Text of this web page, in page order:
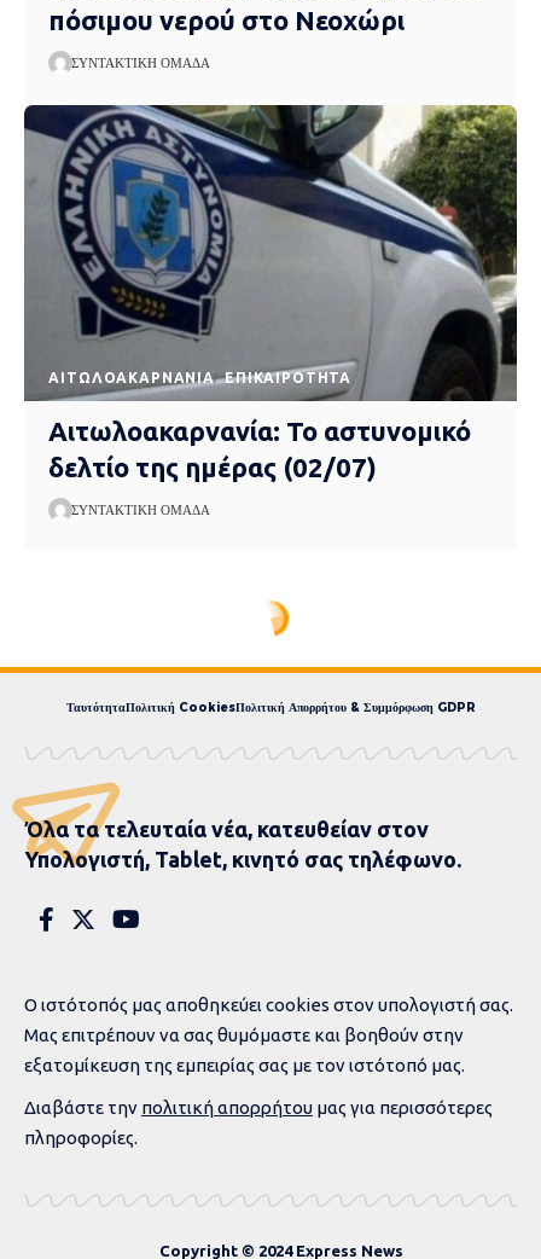
πόσιμου νερού στο Νεοχώρι
ΣΥΝΤΑΚΤΙΚΉ ΟΜΆΔΑ
AΙΤΩΛΟΑΚΑΡΝΑΝΊΑ EΠΙΚΑΙΡΌΤΗΤΑ
Αιτωλοακαρνανία: Το αστυνομικό
δελτίο της ημέρας (02/07)
ΣΥΝΤΑΚΤΙΚΉ ΟΜΆΔΑ
Ο Νετανιάχου αναγνωρίζει
για πρώτη φορά τη
γενοκτονία των Αρμενίων
και των Ελλήνων του
Πόντου από την Τουρκία
ΣΥΝΤΑΚΤΙΚΉ ΟΜΆΔΑ EΠΙΚΑΙΡΌΤΗΤΑ ΔΙΕΘΝΉ ΠΟΛΙΤΙΚΉ
PUBLISHED 27 ΑΥΓΟΎΣΤΟΥ, 2025